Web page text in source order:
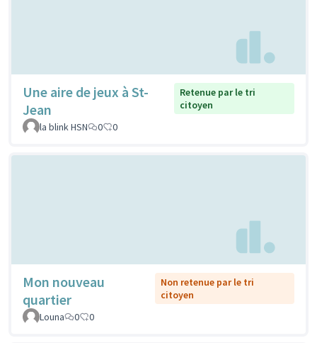
Une aire de jeux à St-
Jean
Retenue par le tri
citoyen
la blink HSN
0 0
Mon nouveau
quartier
Non retenue par le tri
citoyen
Louna
0 0